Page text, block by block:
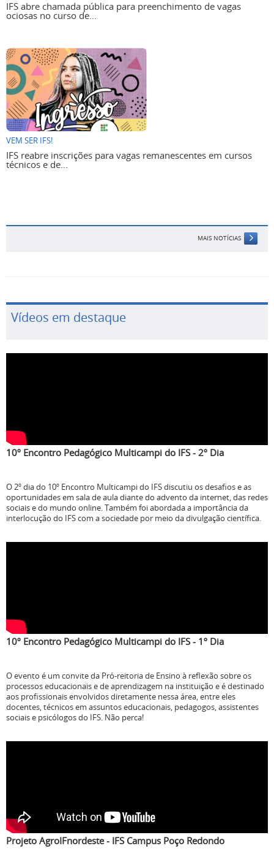
IFS abre chamada pública para preenchimento de vagas
ociosas no curso de...
VEM SER IFS!
IFS reabre inscrições para vagas remanescentes em cursos
técnicos e de...
MAIS NOTÍCIAS
Vídeos em destaque
10º Encontro Pedagógico Multicampi do IFS - 2º Dia
O 2º dia do 10º Encontro Multicampi do IFS discutiu os desafios e as
oportunidades em sala de aula diante do advento da internet, das redes
sociais e do mundo online. Também foi abordada a importância da
interlocução do IFS com a sociedade por meio da divulgação científica.
10º Encontro Pedagógico Multicampi do IFS - 1º Dia
O evento é um convite da Pró-reitoria de Ensino à reflexão sobre os
processos educacionais e de aprendizagem na instituição e é destinado
aos profissionais envolvidos diretamente nessa área, entre eles
docentes, técnicos em assuntos educacionais, pedagogos, assistentes
sociais e psicólogos do IFS. Não perca!
Projeto AgroIFnordeste - IFS Campus Poço Redondo